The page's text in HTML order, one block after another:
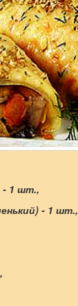
- 1 шт.,
- 1 шт.,